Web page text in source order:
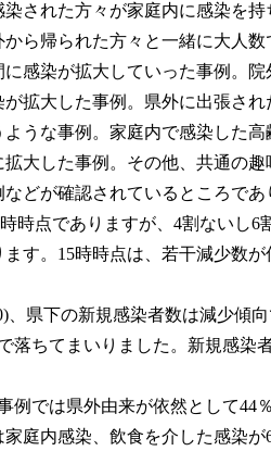
された方々が家庭内に感染を
ら帰られた方々と一緒に大人
感染が拡大していった事例。院
拡大した事例。県外に出張され
うな事例。家庭内で感染した
大した事例。その他、共通の
どが確認されているところであ
時点でありますが、4割ないし6
す。15時時点は、若干減少数
県下の新規感染者数は減少傾
落ちてまいりました。新規感染
では県外由来が依然として44
庭内感染、飲食を介した感染